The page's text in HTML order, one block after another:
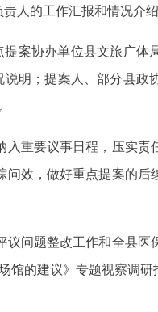
人的工作汇报和情况介绍
案协办单位县文旅广体
明；提案人、部分县政
重要议事日程，压实
效，做好重点提案的
问题整改工作和全县
的建议》专题视察调研